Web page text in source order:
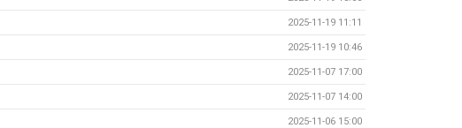
2025-11-19 11:11
2025-11-19 10:46
2025-11-07 17:00
2025-11-07 14:00
2025-11-06 15:00